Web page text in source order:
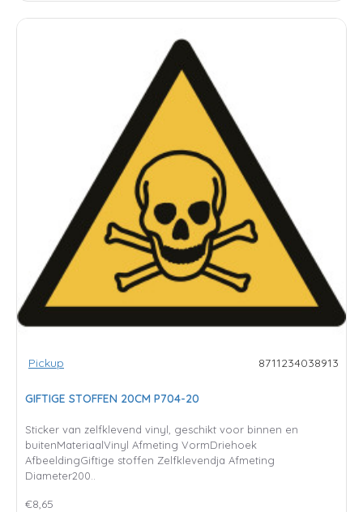
Pickup 8711234038913
GIFTIGE STOFFEN 20CM P704-20
Sticker van zelfklevend vinyl, geschikt voor binnen en
buitenMateriaalVinyl Afmeting VormDriehoek
AfbeeldingGiftige stoffen Zelfklevendja Afmeting
Diameter200..
€8,65